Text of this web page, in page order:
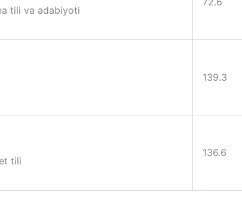
tili va adabiyoti
139.3
tili
136.6